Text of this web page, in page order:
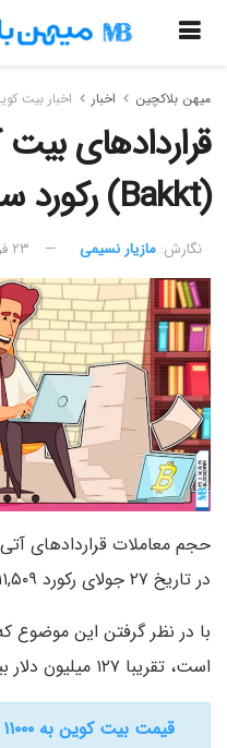
میهن بلاکچین اخبار اخبار بیت
قراردادهای
(Bakkt) رکورد سال پیش خود را زد!
نگارش:‌ مازیار نسیمی ۲۳ فروردین ۱۴۰۱ - ۱۷:۲۸
حجم معاملات قراردادهای
در تاریخ ۲۷ جولای رکورد ۱۱,۵۰۹ قرارداد را ثبت کرد.
با در نظر گرفتن این موضوع
است، تقریبا ۱۲۷ میلیون دلار بیت کوین در روز گذشته معامله شد.
قیمت بیت کوین به ۱۱۰۰۰ دلار رسید؛ قدم بعدی چیست؟